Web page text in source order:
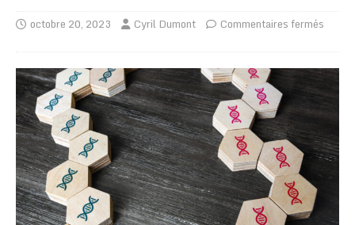
octobre 20, 2023 Cyril Dumont Commentaires fermés